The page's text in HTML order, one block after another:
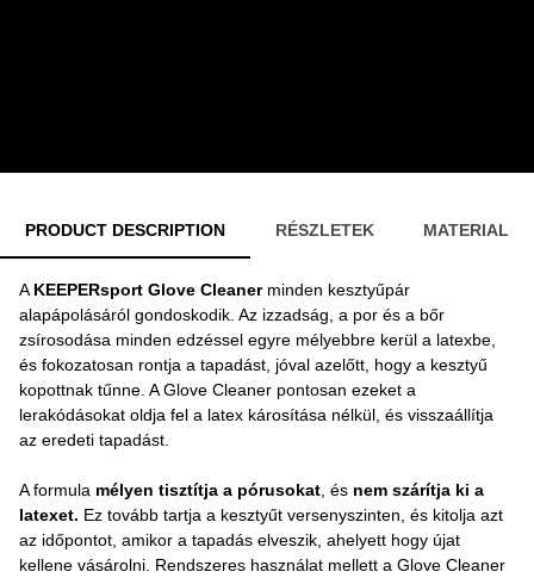
PRODUCT DESCRIPTION RÉSZLETEK MATERIAL
A KEEPERsport Glove Cleanerminden kesztyűpár
alapápolásáról gondoskodik. Az izzadság, a por és a bőr
zsírosodása minden edzéssel egyre mélyebbre kerül a latexbe,
és fokozatosan rontja a tapadást, jóval azelőtt, hogy a kesztyű
kopottnak tűnne. A Glove Cleaner pontosan ezeket a
lerakódásokat oldja fel a latex károsítása nélkül, és visszaállítja
az eredeti tapadást.
A formula mélyen tisztítja a pórusokat , és nem szárítja ki a
latexet. Ez tovább tartja a kesztyűt versenyszinten, és kitolja azt
az időpontot, amikor a tapadás elveszik, ahelyett hogy újat
kellene vásárolni. Rendszeres használat mellett a Glove Cleaner